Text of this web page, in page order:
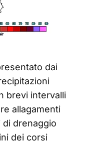
dai
brevi intervalli
allagamenti
drenaggio
dei corsi